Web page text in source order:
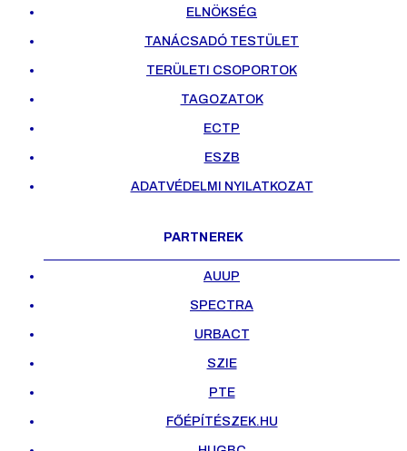
ELNÖKSÉG
TANÁCSADÓ TESTÜLET
TERÜLETI CSOPORTOK
TAGOZATOK
ECTP
ESZB
ADATVÉDELMI NYILATKOZAT
PARTNEREK
AUUP
SPECTRA
URBACT
SZIE
PTE
FŐÉPÍTÉSZEK.HU